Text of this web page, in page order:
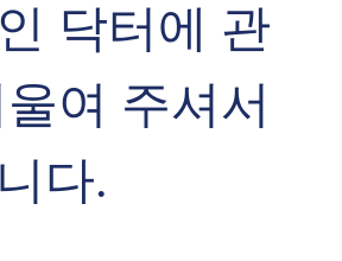
닥터에 관
여 주셔서
다.